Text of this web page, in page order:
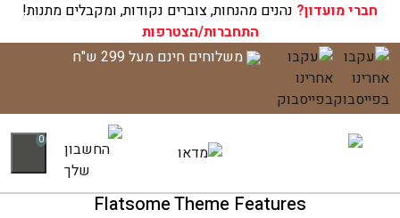
חברי מועדון? נהנים מהנחות, צוברים נקודות, ומקבלים מתנות!
התחברות/הצטרפות
דלג
לתוכן
משלוחים חינם מעל 299 ש"ח
0
עגלת הקניות שלך ריקה כעת!
Flatsome Theme Features